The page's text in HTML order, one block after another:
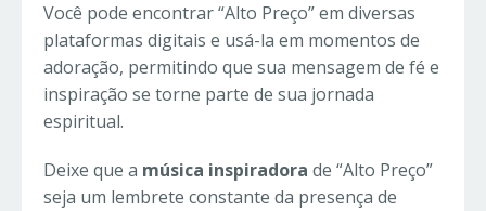
Você pode encontrar “Alto Preço” em diversas
plataformas digitais e usá-la em momentos de
adoração, permitindo que sua mensagem de fé e
inspiração se torne parte de sua jornada
espiritual.
Deixe que a música inspiradora de “Alto Preço”
seja um lembrete constante da presença de